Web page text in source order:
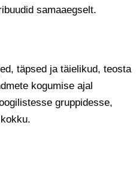
samaaegselt.
täpsed ja täielikud, teosta
kogumise ajal
gruppidesse,